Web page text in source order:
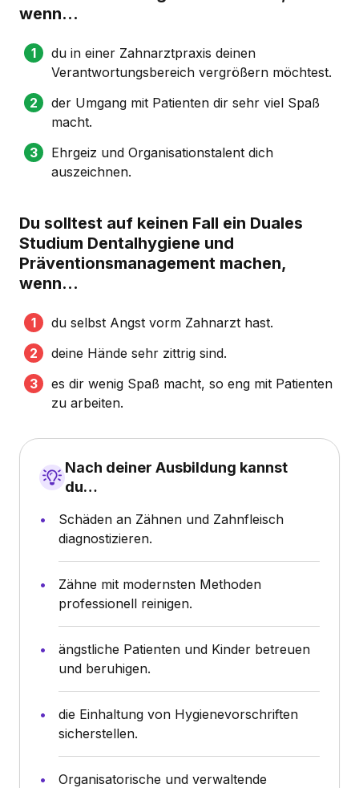
wenn...
du in einer Zahnarztpraxis deinen
Verantwortungsbereich vergrößern möchtest.
der Umgang mit Patienten dir sehr viel Spaß
macht.
Ehrgeiz und Organisationstalent dich
auszeichnen.
Du solltest auf keinen Fall ein Duales
Studium Dentalhygiene und
Präventionsmanagement machen,
wenn...
du selbst Angst vorm Zahnarzt hast.
deine Hände sehr zittrig sind.
es dir wenig Spaß macht, so eng mit Patienten
zu arbeiten.
Nach deiner Ausbildung kannst
du…
Schäden an Zähnen und Zahnfleisch
diagnostizieren.
Zähne mit modernsten Methoden
professionell reinigen.
ängstliche Patienten und Kinder betreuen
und beruhigen.
die Einhaltung von Hygienevorschriften
sicherstellen.
Organisatorische und verwaltende